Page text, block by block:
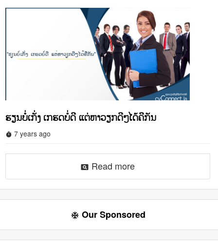
ຮຽນບໍ່ເກັ່ງ ເກຮດບໍ່ດີ ແຕ່ຫາວຽກດີໆໄດ້ຄືກັນ
timer 7 years ago
pageview Read more
ac_unit Our Sponsored